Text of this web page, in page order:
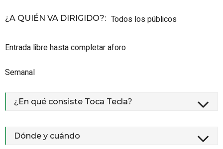
¿A QUIÉN VA DIRIGIDO?: Todos los públicos
Entrada libre hasta completar aforo
Semanal
¿En qué consiste Toca Tecla?
Dónde y cuándo